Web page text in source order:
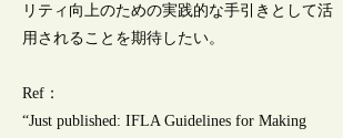
リティ向上のための実践的な手引きとして活
用されることを期待したい。
Ref：
“Just published: IFLA Guidelines for Making